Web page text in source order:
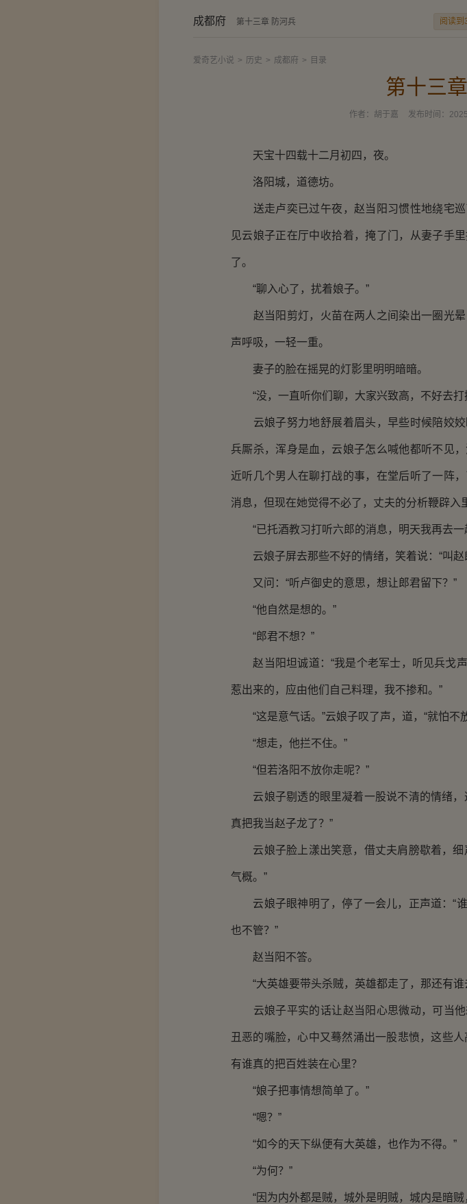
成都府 第十三章 防河兵 阅读到
爱奇艺小说 > 历史 > 成都府 > 目录
第十三
作者： 胡于嘉 发布时间：
天宝十四载十二月初四，夜。
洛阳城，道德坊。
送走卢奕已过午夜，赵当阳习惯性地绕宅巡
见云娘子正在厅中收拾着，掩了门，从妻子手
了。
“聊入心了，扰着娘子。”
赵当阳剪灯，火苗在两人之间染出一圈光晕
声呼吸，一轻一重。
妻子的脸在摇晃的灯影里明明暗暗。
“没，一直听你们聊，大家兴致高，不好去打
云娘子努力地舒展着眉头，早些时候陪姣姣
兵厮杀，浑身是血，云娘子怎么喊他都听不见
近听几个男人在聊打战的事，在堂后听了一阵
消息，但现在她觉得不必了，丈夫的分析鞭辟入
“已托酒教习打听六郎的消息，明天我再去一
云娘子屏去那些不好的情绪，笑着说：“叫赵
又问：“听卢御史的意思，想让郎君留下？”
“他自然是想的。”
“郎君不想？”
赵当阳坦诚道：“我是个老军士，听见兵戈
惹出来的，应由他们自己料理，我不掺和。”
“这是意气话。”云娘子叹了声，道，“就怕不
“想走，他拦不住。”
“但若洛阳不放你走呢？”
云娘子剔透的眼里凝着一股说不清的情绪，
真把我当赵子龙了？”
云娘子脸上漾出笑意，借丈夫肩膀歇着，细
气概。”
云娘子眼神明了，停了一会儿，正声道：“
也不管？”
赵当阳不答。
“大英雄要带头杀贼，英雄都走了，那还有谁
云娘子平实的话让赵当阳心思微动，可当他
丑恶的嘴脸，心中又蓦然涌出一股悲愤，这些人
有谁真的把百姓装在心里？
“娘子把事情想简单了。”
“嗯？”
“如今的天下纵便有大英雄，也作为不得。”
“为何？”
“因为内外都是贼，城外是明贼，城内是暗贼